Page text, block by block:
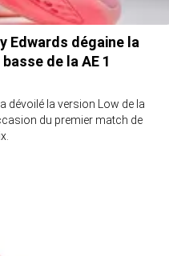
Edwards dégaine la
de la AE 1
dévoilé la version Low de la
du premier match de